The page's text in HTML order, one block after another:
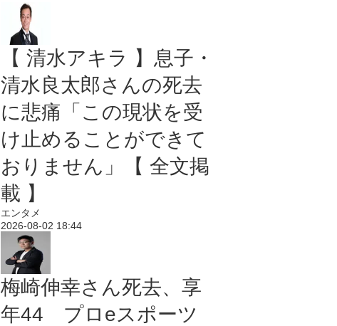
【 清水アキラ 】息子・
清水良太郎さんの死去
に悲痛「この現状を受
け止めることができて
おりません」【 全文掲
載 】
エンタメ
2026-08-02 18:44
梅崎伸幸さん死去、享
年44 プロeスポーツ